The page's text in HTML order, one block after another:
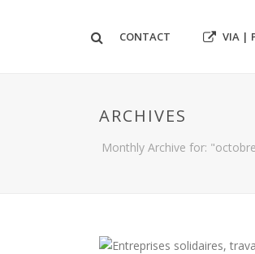
VIA |
CONTACT
ARCHIVES
Monthly Archive for: